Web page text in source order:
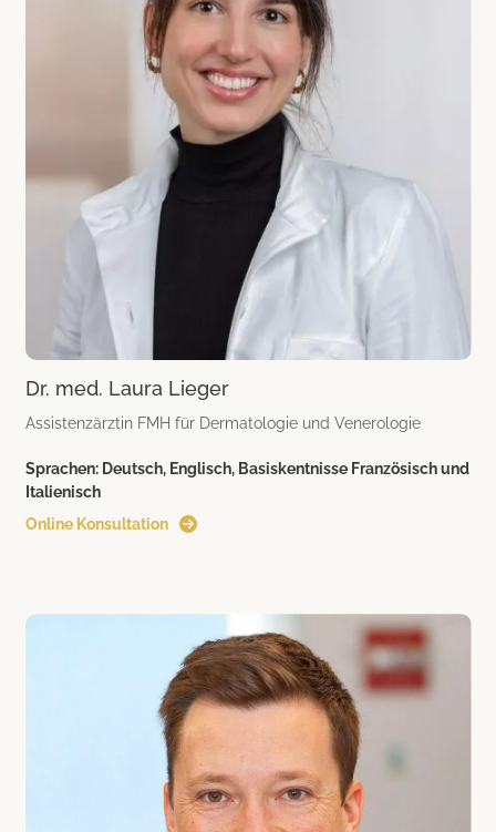
Dr. med. Laura Lieger
Assistenzärztin FMH für Dermatologie und Venerologie
Sprachen: Deutsch, Englisch, Basiskentnisse Französisch und
Italienisch
Online Konsultation